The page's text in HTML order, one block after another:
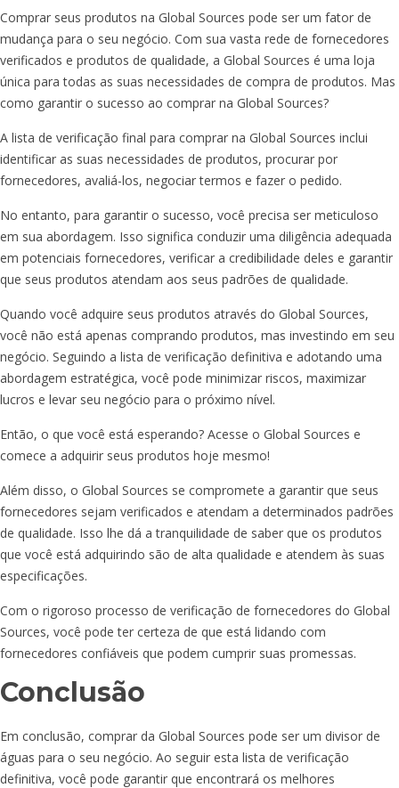
Comprar seus produtos na Global Sources pode ser um fator de
mudança para o seu negócio. Com sua vasta rede de fornecedores
verificados e produtos de qualidade, a Global Sources é uma loja
única para todas as suas necessidades de compra de produtos. Mas
como garantir o sucesso ao comprar na Global Sources?
A lista de verificação final para comprar na Global Sources inclui
identificar as suas necessidades de produtos, procurar por
fornecedores, avaliá-los, negociar termos e fazer o pedido.
No entanto, para garantir o sucesso, você precisa ser meticuloso
em sua abordagem. Isso significa conduzir uma diligência adequada
em potenciais fornecedores, verificar a credibilidade deles e garantir
que seus produtos atendam aos seus padrões de qualidade.
Quando você adquire seus produtos através do Global Sources,
você não está apenas comprando produtos, mas investindo em seu
negócio. Seguindo a lista de verificação definitiva e adotando uma
abordagem estratégica, você pode minimizar riscos, maximizar
lucros e levar seu negócio para o próximo nível.
Então, o que você está esperando? Acesse o Global Sources e
comece a adquirir seus produtos hoje mesmo!
Além disso, o Global Sources se compromete a garantir que seus
fornecedores sejam verificados e atendam a determinados padrões
de qualidade. Isso lhe dá a tranquilidade de saber que os produtos
que você está adquirindo são de alta qualidade e atendem às suas
especificações.
Com o rigoroso processo de verificação de fornecedores do Global
Sources, você pode ter certeza de que está lidando com
fornecedores confiáveis que podem cumprir suas promessas.
Conclusão
Em conclusão, comprar da Global Sources pode ser um divisor de
águas para o seu negócio. Ao seguir esta lista de verificação
definitiva, você pode garantir que encontrará os melhores